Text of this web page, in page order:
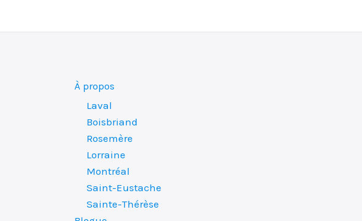
À propos
Laval
Boisbriand
Rosemère
Lorraine
Montréal
Saint-Eustache
Sainte-Thérèse